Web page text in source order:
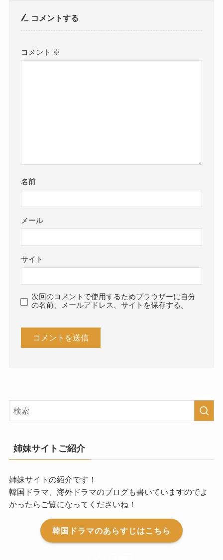
コメントする
コメント ※
名前
メール
サイト
次回のコメントで使用するためブラウザーに自分
の名前、メールアドレス、サイトを保存する。
姉妹サイトご紹介
姉妹サイトの紹介です！
韓国ドラマ、海外ドラマのブログも書いていますのでよ
かったらご覧になってくださいね！
韓国ドラマのあらすじはこちら